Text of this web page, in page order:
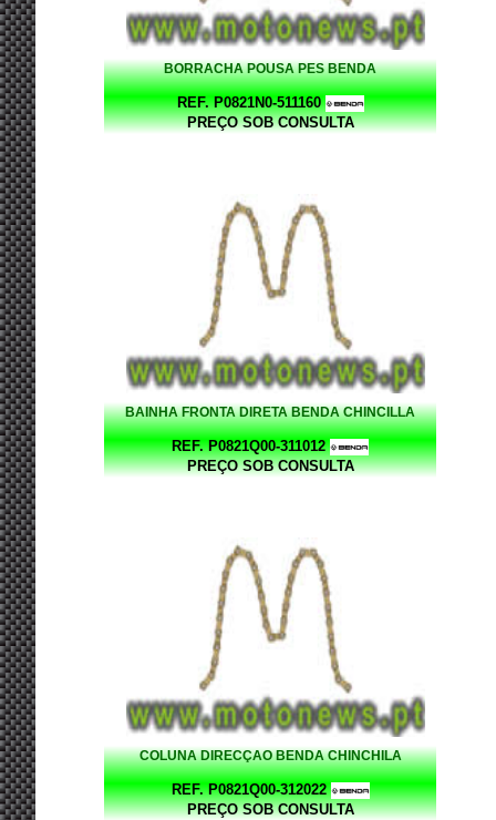
BORRACHA POUSA PES BENDA
REF. P0821N0-511160
PREÇO SOB CONSULTA
BAINHA FRONTA DIRETA BENDA CHINCILLA
REF. P0821Q00-311012
PREÇO SOB CONSULTA
COLUNA DIRECÇAO BENDA CHINCHILA
REF. P0821Q00-312022
PREÇO SOB CONSULTA